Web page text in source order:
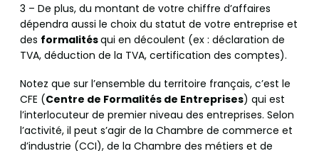
3 – De plus, du montant de votre chiffre d’affaires
dépendra aussi le choix du statut de votre entreprise et
des formalitésqui en découlent (ex : déclaration de
TVA, déduction de la TVA, certification des comptes).
Notez que sur l’ensemble du territoire français, c’est le
CFE (Centre de Formalités de Entreprises) qui est
l’interlocuteur de premier niveau des entreprises. Selon
l’activité, il peut s’agir de la Chambre de commerce et
d’industrie (CCI), de la Chambre des métiers et de